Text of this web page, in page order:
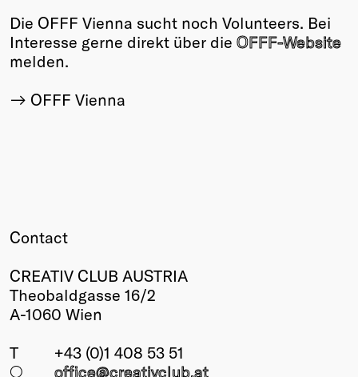
Die OFFF Vienna sucht noch Volunteers. Bei
Interesse gerne direkt über die OFFF-Website
melden.
OFFF Vienna
Contact
CREATIV CLUB AUSTRIA
Theobaldgasse 16/2
A-1060 Wien
T
+43 (0)1 408 53 51
○
office@creativclub.at